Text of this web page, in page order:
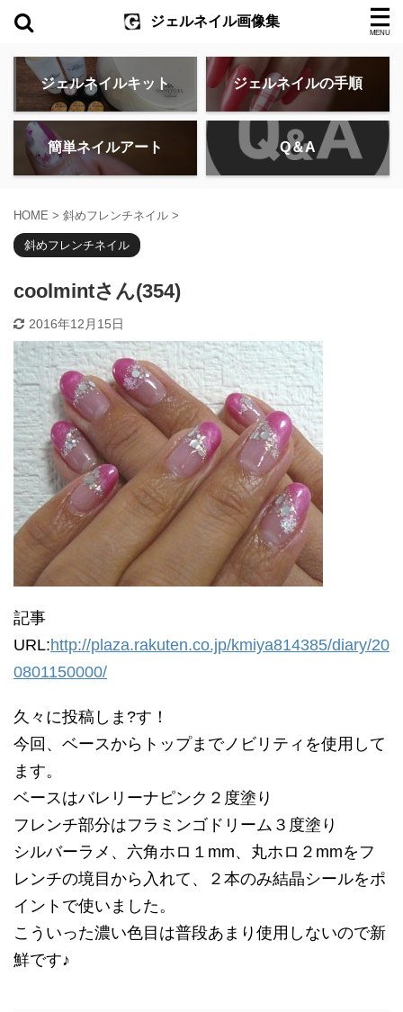
ジェルネイル画像集
ジェルネイルキット ジェルネイルの手順
簡単ネイルアート Q＆A
HOME > 斜めフレンチネイル >
斜めフレンチネイル
coolmintさん(354)
2016年12月15日
記事
URL:http://plaza.rakuten.co.jp/kmiya814385/diary/20
0801150000/
久々に投稿しま?す！
今回、ベースからトップまでノビリティを使用して
ます。
ベースはバレリーナピンク２度塗り
フレンチ部分はフラミンゴドリーム３度塗り
シルバーラメ、六角ホロ１mm、丸ホロ２mmをフ
レンチの境目から入れて、２本のみ結晶シールをポ
イントで使いました。
こういった濃い色目は普段あまり使用しないので新
鮮です♪